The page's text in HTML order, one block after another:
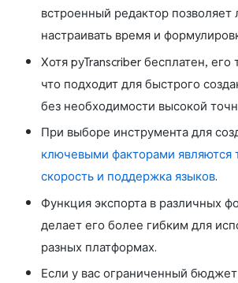
встроенный редактор позволяет
настраивать время и
Хотя pyTranscriber бесплатен,
что подходит для быстрого
без необходимости высокой
При выборе инструмента для
ключевыми факторами являются
скорость и поддержка языков.
Функция экспорта в различных
делает его более гибким для
разных платформах.
Если у вас ограниченный